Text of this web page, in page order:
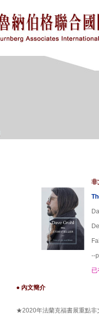
非
--
● 內文簡介
★2020年法蘭克福書展重點非